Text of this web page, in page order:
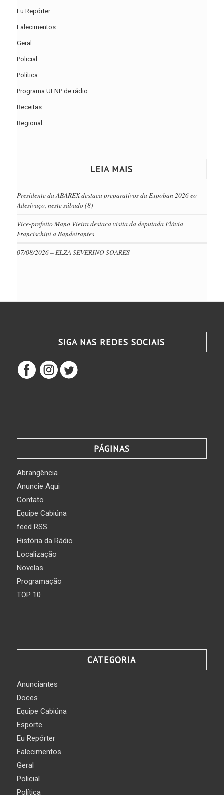
Eu Repórter
Falecimentos
Geral
Policial
Política
Programa UENP de rádio
Receitas
Regional
LEIA MAIS
Presidente da ABAREX destaca preparativos da Expoban 2026 eo
Adesivaço, neste sábado (8)
Vice-prefeito Mano Vieira destaca visita da deputada Flávia
Francischini a Bandeirantes
07/08/2026 – ELZA SEVERINO SOARES
SIGA NAS REDES SOCIAIS
PÁGINAS
Abrangência
Anuncie Aqui
Contato
Equipe Cabiúna
feed RSS
História da Rádio
Localização
Novelas
Programação
TOP 10
CATEGORIA
Anunciantes
Doces
Equipe Cabiúna
Esporte
Eu Repórter
Falecimentos
Geral
Policial
Política